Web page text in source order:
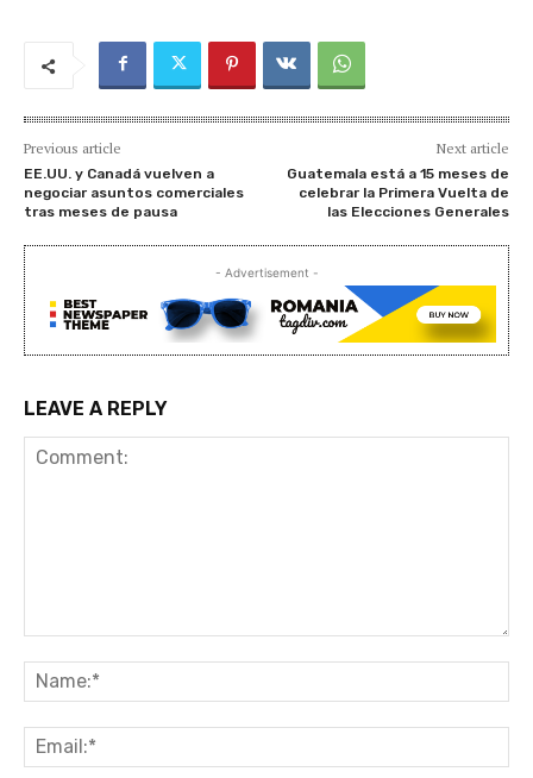
Previous article
EE.UU. y Canadá vuelven a
negociar asuntos comerciales
tras meses de pausa
Next article
Guatemala está a 15 meses de
celebrar la Primera Vuelta de
las Elecciones Generales
- Advertisement -
LEAVE A REPLY